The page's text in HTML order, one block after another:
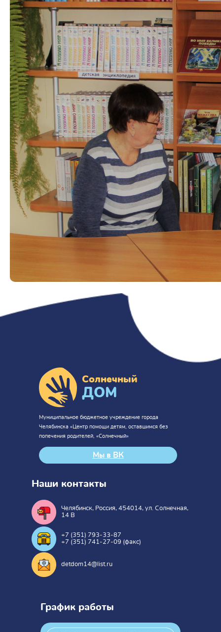
Солнечный
ДОМ
Муниципальное бюджетное учреждение города
Челябинска «Центр помощи детям, оставшимся без
попечения родителей, «Солнечный»
Мы в ВК
Наши контакты
Челябинск, Россия, 454014, ул. Солнечная,
14 В
+7 (351) 793-33-87
+7 (351) 741-27-09 (факс)
detdom14@list.ru
График работы